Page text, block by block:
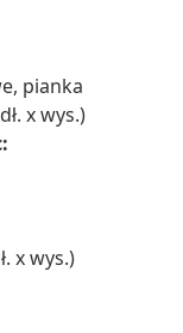
pianka
x wys.)
x wys.)